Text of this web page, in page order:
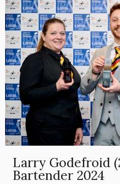
Larry Godefroid
Bartender 2024